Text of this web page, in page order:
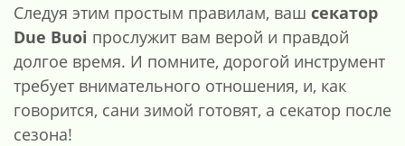
Следуя этим простым правилам, ваш секатор
Due Buoi прослужит вам верой и правдой
долгое время. И помните, дорогой инструмент
требует внимательного отношения, и, как
говорится, сани зимой готовят, а секатор после
сезона!